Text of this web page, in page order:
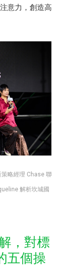
意力，創造高
策略經理 Chase 聯
解析坎城國
，對標
五個操